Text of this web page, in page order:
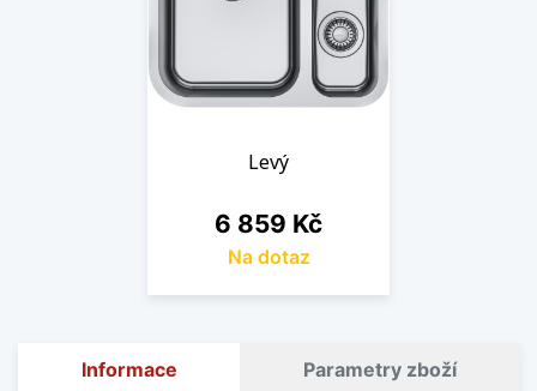
Levý
Cena
6 859 Kč
Na dotaz
Informace Parametry zboží